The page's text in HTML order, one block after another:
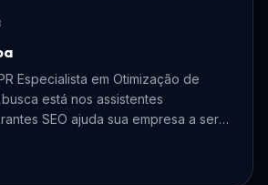
Especialista em Otimização de
está nos assistentes
SEO ajuda sua empresa a ser